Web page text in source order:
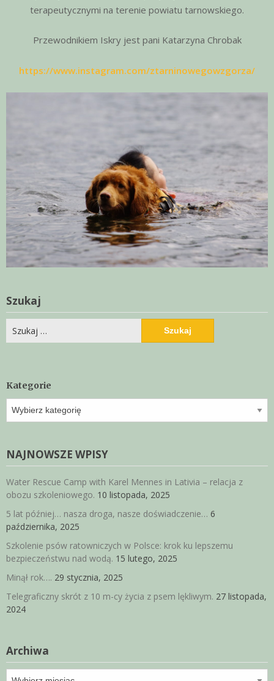
terapeutycznymi na terenie powiatu tarnowskiego.
Przewodnikiem Iskry jest pani Katarzyna Chrobak
https://www.instagram.com/ztarninowegowzgorza/
Szukaj
Szukaj:
Kategorie
Kategorie
NAJNOWSZE WPISY
Water Rescue Camp with Karel Mennes in Lativia – relacja z
obozu szkoleniowego. 10 listopada, 2025
5 lat później… nasza droga, nasze doświadczenie… 6
października, 2025
Szkolenie psów ratowniczych w Polsce: krok ku lepszemu
bezpieczeństwu nad wodą. 15 lutego, 2025
Minął rok…. 29 stycznia, 2025
Telegraficzny skrót z 10 m-cy życia z psem lękliwym. 27 listopada,
2024
Archiwa
Archiwa